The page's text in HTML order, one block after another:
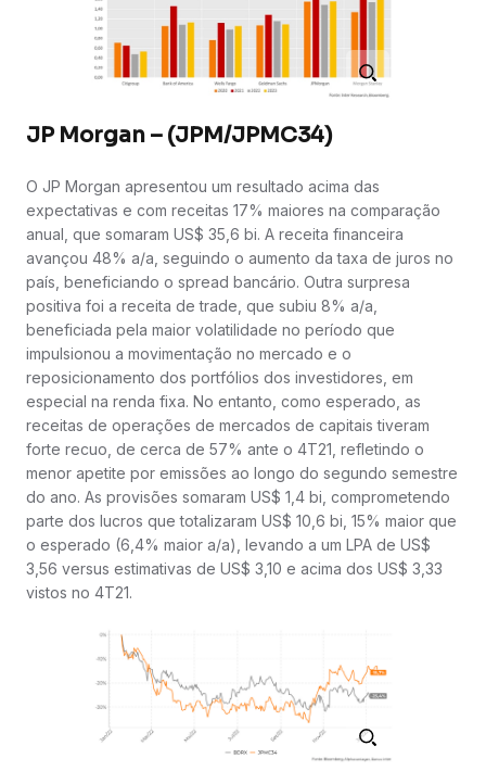
JP Morgan – (JPM/JPMC34)
O JP Morgan apresentou um resultado acima das
expectativas e com receitas 17% maiores na comparação
anual, que somaram US$ 35,6 bi. A receita financeira
avançou 48% a/a, seguindo o aumento da taxa de juros no
país, beneficiando o spread bancário. Outra surpresa
positiva foi a receita de trade, que subiu 8% a/a,
beneficiada pela maior volatilidade no período que
impulsionou a movimentação no mercado e o
reposicionamento dos portfólios dos investidores, em
especial na renda fixa. No entanto, como esperado, as
receitas de operações de mercados de capitais tiveram
forte recuo, de cerca de 57% ante o 4T21, refletindo o
menor apetite por emissões ao longo do segundo semestre
do ano. As provisões somaram US$ 1,4 bi, comprometendo
parte dos lucros que totalizaram US$ 10,6 bi, 15% maior que
o esperado (6,4% maior a/a), levando a um LPA de US$
3,56 versus estimativas de US$ 3,10 e acima dos US$ 3,33
vistos no 4T21.